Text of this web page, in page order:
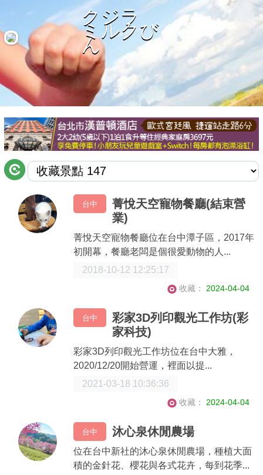
最新留言
商家合作
推薦景點
討論區
聯絡我們
APP下載
クジラ
ミルクび
ん
台中
菁悅天空寵物餐廳(結束營
業)
菁悅天空寵物餐廳位在台中潭子區，2017年
初開幕，餐廳老闆是個很愛動物的人...
2018-10-12 12:25:17
收藏： 2024-04-04
台中
彩家3D列印觀光工作坊(彩
家科技)
彩家3D列印觀光工作坊位在台中大雅，
2020/12/20開始營運，裡面以提...
2021-03-18 10:36:36
收藏： 2024-04-04
台中 沐心泉休閒農場
位在台中新社的沐心泉休閒農場，種植大面
積的金針花、櫻花與各式花卉，每到花季...